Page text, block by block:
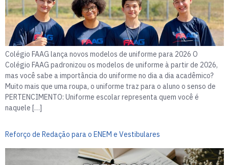
Colégio FAAG lança novos modelos de uniforme para 2026 O
Colégio FAAG padronizou os modelos de uniforme à partir de 2026,
mas você sabe a importância do uniforme no dia a dia acadêmico?
Muito mais que uma roupa, o uniforme traz para o aluno o senso de
PERTENCIMENTO: Uniforme escolar representa quem você é
naquele […]
Reforço de Redação para o ENEM e Vestibulares